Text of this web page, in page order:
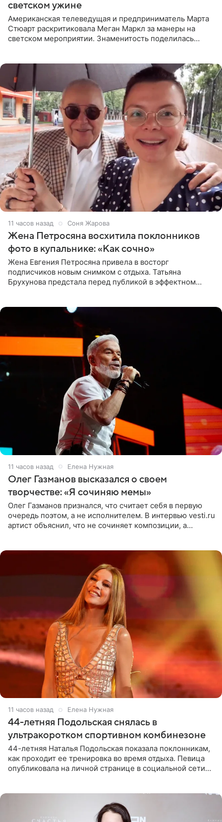
светском ужине
Американская телеведущая и предприниматель Марта
Стюарт раскритиковала Меган Маркл за манеры на
светском мероприятии. Знаменитость поделилась
11 часов назад Соня Жарова
Жена Петросяна восхитила поклонников
фото в купальнике: «Как сочно»
Жена Евгения Петросяна привела в восторг
подписчиков новым снимком с отдыха. Татьяна
Брухунова предстала перед публикой в эффектном
11 часов назад Елена Нужная
Олег Газманов высказался о своем
творчестве: «Я сочиняю мемы»
Олег Газманов признался, что считает себя в первую
очередь поэтом, а не исполнителем. В интервью vesti.ru
артист объяснил, что не сочиняет композиции, а
11 часов назад Елена Нужная
44-летняя Подольская снялась в
ультракоротком спортивном комбинезоне
44-летняя Наталья Подольская показала поклонникам,
как проходит ее тренировка во время отдыха. Певица
опубликовала на личной странице в социальной сети